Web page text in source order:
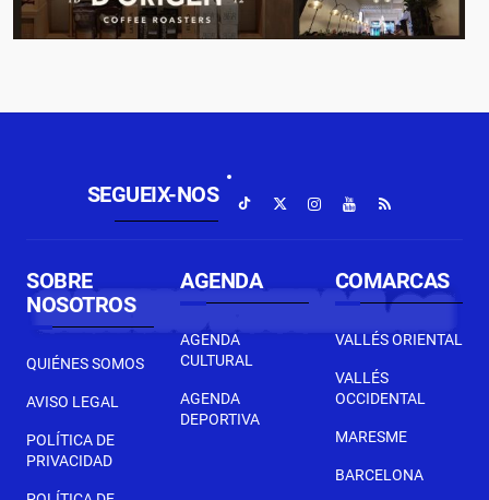
SEGUEIX-NOS
SOBRE
NOSOTROS
QUIÉNES SOMOS
AVISO LEGAL
POLÍTICA DE
PRIVACIDAD
AGENDA
AGENDA
CULTURAL
AGENDA
DEPORTIVA
COMARCAS
VALLÉS ORIENTAL
VALLÉS
OCCIDENTAL
MARESME
BARCELONA